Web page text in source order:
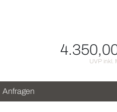
UVP inkl.
Anfragen